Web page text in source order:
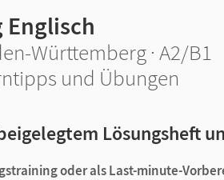
Württemberg · A2/B1
und Übungen
Lösungsheft
oder als Last-minute-